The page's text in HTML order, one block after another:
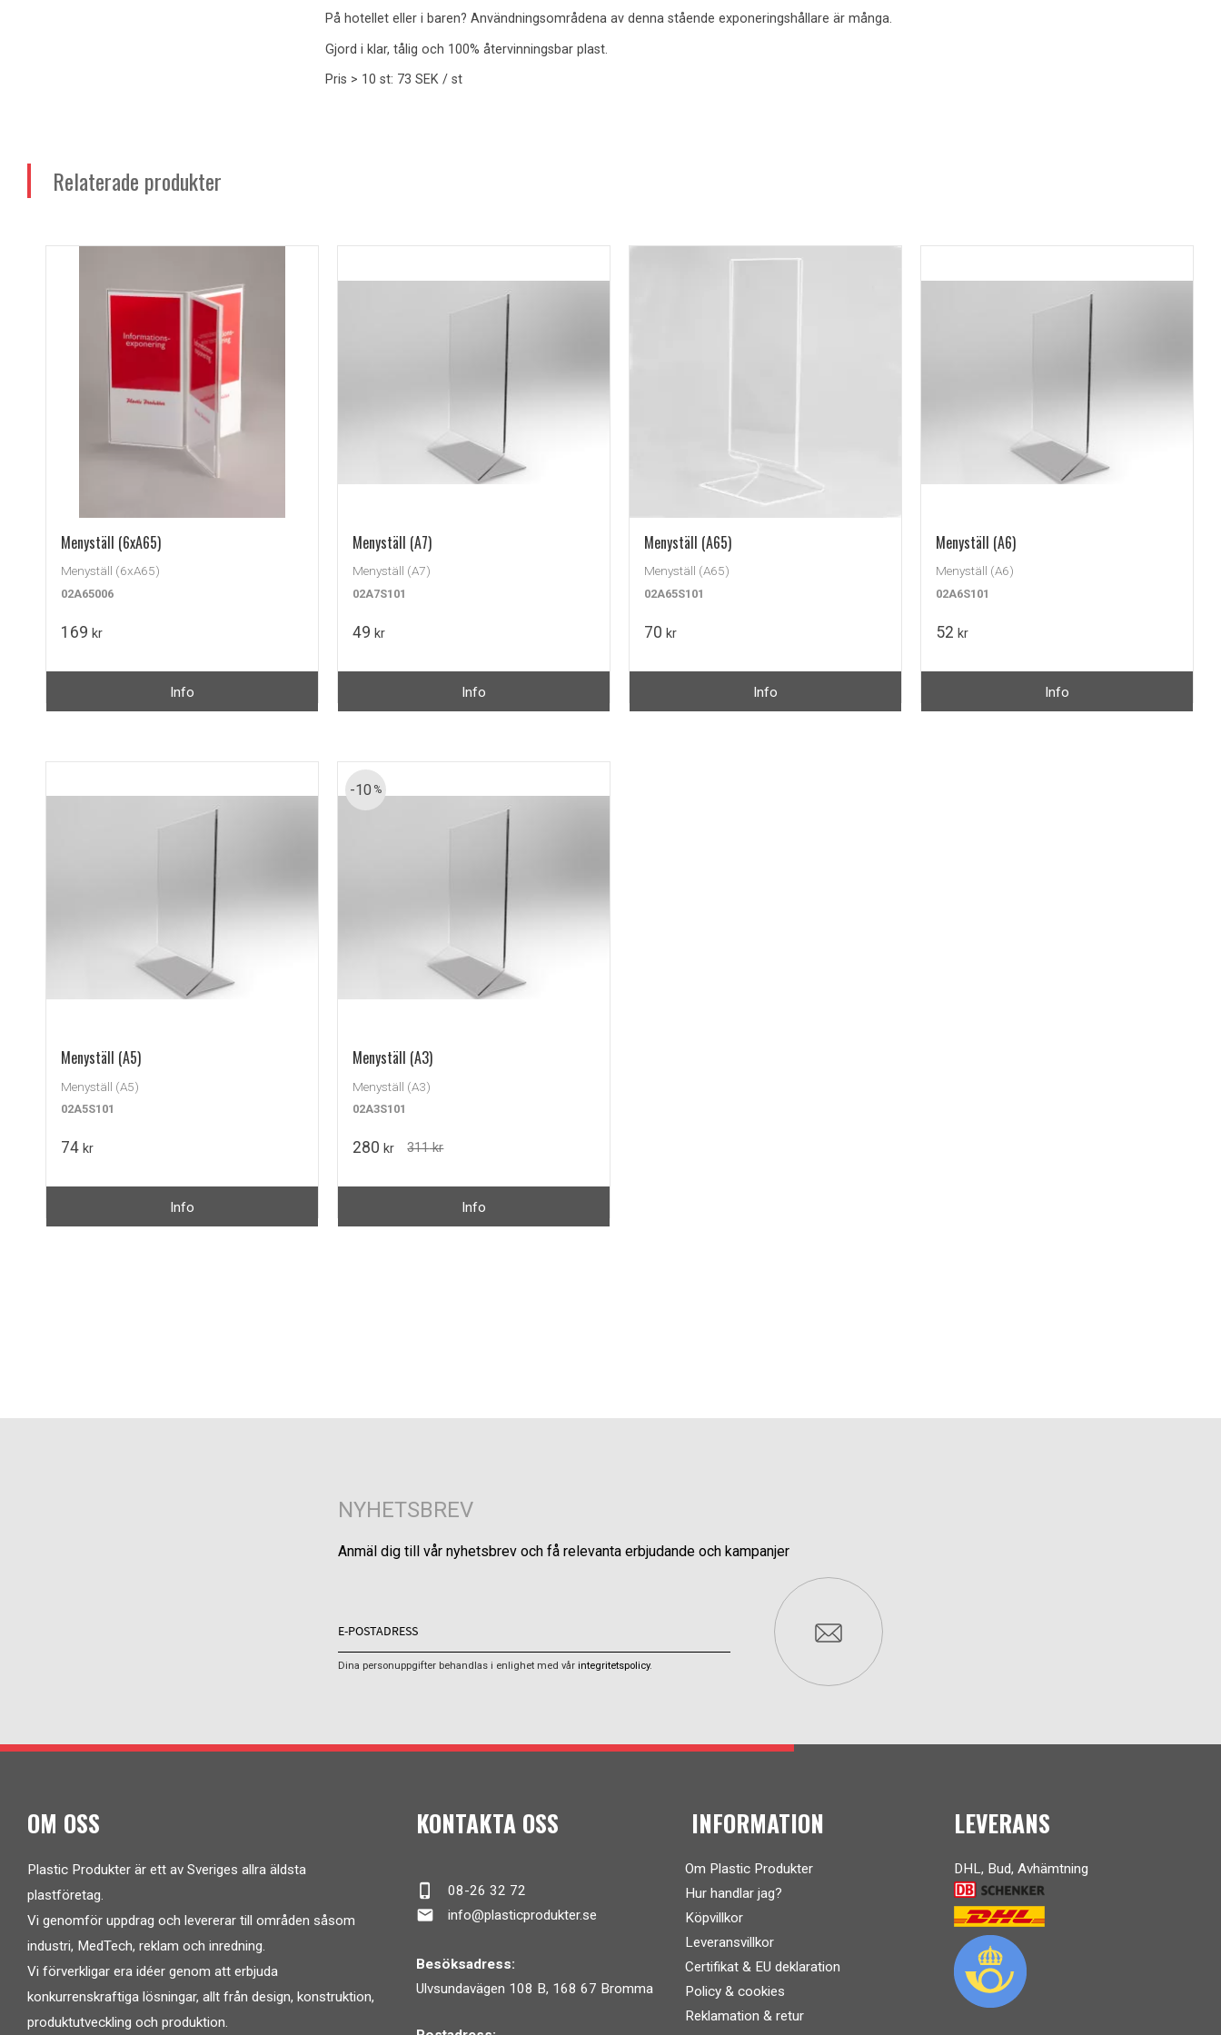
På hotellet eller i baren? Användningsområdena av denna stående exponeringshållare är många.
Gjord i klar, tålig och 100% återvinningsbar plast.
Pris > 10 st: 73 SEK / st
Relaterade produkter
Menyställ (6xA65)
Menyställ (6xA65)
02A65006
169 kr
Info
Menyställ (A7)
Menyställ (A7)
02A7S101
49 kr
Info
Menyställ (A65)
Menyställ (A65)
02A65S101
70 kr
Info
Menyställ (A6)
Menyställ (A6)
02A6S101
52 kr
Info
Menyställ (A5)
Menyställ (A5)
02A5S101
74 kr
Info
Menyställ (A3)
Menyställ (A3)
02A3S101
280 kr 311kr
10 %
Info
NYHETSBREV
Anmäl dig till vår nyhetsbrev och få relevanta erbjudande och kampanjer
Dina personuppgifter behandlas i enlighet med vår integritetspolicy.
OM OSS
Plastic Produkter är ett av Sveriges allra äldsta
plastföretag.
Vi genomför uppdrag och levererar till områden såsom
industri, MedTech, reklam och inredning.
Vi förverkligar era idéer genom att erbjuda
konkurrenskraftiga lösningar, allt från design, konstruktion,
produktutveckling och produktion.
KONTAKTA OSS
phone_iphone 08-26 32 72
mail info@plasticprodukter.se
Besöksadress:
Ulvsundavägen 108 B, 168 67 Bromma
INFORMATION
Om Plastic Produkter
Hur handlar jag?
Köpvillkor
Leveransvillkor
Certifikat & EU deklaration
Policy & cookies
Reklamation & retur
LEVERANS
DHL, Bud, Avhämtning